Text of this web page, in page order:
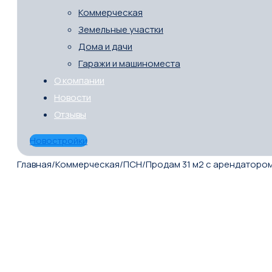
Коммерческая
Земельные участки
Дома и дачи
Гаражи и машиноместа
О компании
Новости
Отзывы
Новостройки
Главная/Коммерческая/ПСН/Продам 31 м2 с